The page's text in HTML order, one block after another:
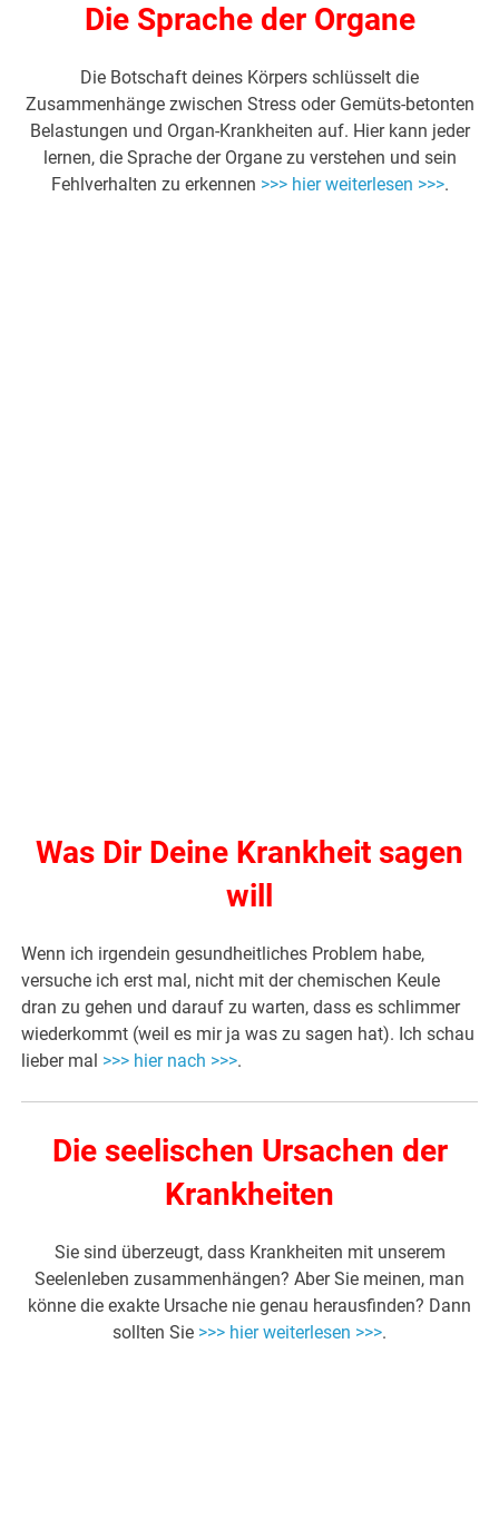
Die Sprache der Organe
Die Botschaft deines Körpers schlüsselt die
Zusammenhänge zwischen Stress oder Gemüts-betonten
Belastungen und Organ-Krankheiten auf. Hier kann jeder
lernen, die Sprache der Organe zu verstehen und sein
Fehlverhalten zu erkennen >>> hier weiterlesen >>>.
Was Dir Deine Krankheit sagen
will
Wenn ich irgendein gesundheitliches Problem habe,
versuche ich erst mal, nicht mit der chemischen Keule
dran zu gehen und darauf zu warten, dass es schlimmer
wiederkommt (weil es mir ja was zu sagen hat). Ich schau
lieber mal >>> hier nach >>>.
Die seelischen Ursachen der
Krankheiten
Sie sind überzeugt, dass Krankheiten mit unserem
Seelenleben zusammenhängen? Aber Sie meinen, man
könne die exakte Ursache nie genau herausfinden? Dann
sollten Sie >>> hier weiterlesen >>>.